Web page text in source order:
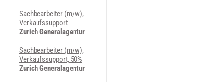
Sachbearbeiter (m/w),
Verkaufssupport
Zurich Generalagentur
Sachbearbeiter (m/w),
Verkaufssupport, 50%
Zurich Generalagentur